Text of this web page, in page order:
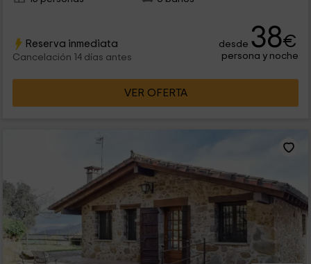
Reserva inmediata
Cancelación 14 días antes
desde 38€
persona y noche
VER OFERTA